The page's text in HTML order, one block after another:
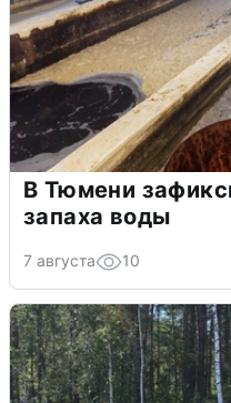
В Тюмени
запаха воды
7 августа 10